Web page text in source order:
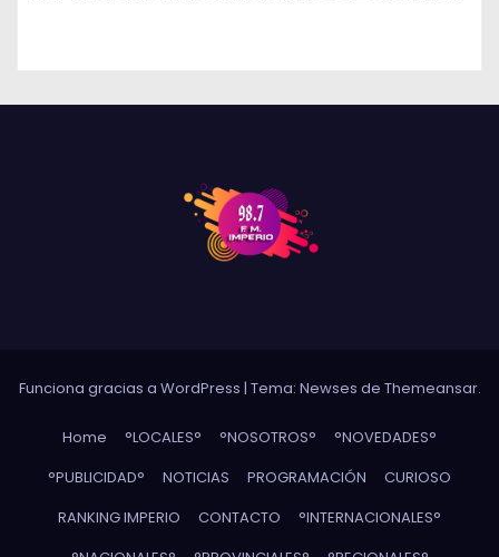
Funciona gracias a WordPress | Tema: Newses de Themeansar.
Home °LOCALES° °NOSOTROS°
°NOVEDADES°
°PUBLICIDAD°
NOTICIAS PROGRAMACIÓN
CURIOSO
RANKING IMPERIO
CONTACTO
°INTERNACIONALES°